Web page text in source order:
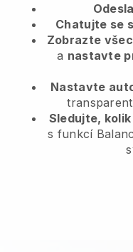
Chatujte se
Zobrazte
a nastavte
Nastavte
Sledujte,
s funkcí